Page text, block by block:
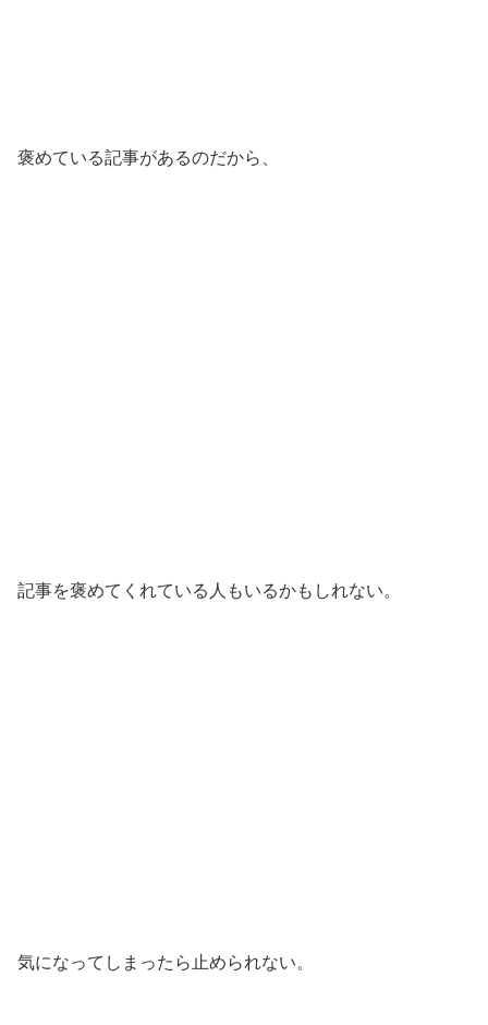
褒めている記事があるのだから、
記事を褒めてくれている人もいるかもしれない。
気になってしまったら止められない。